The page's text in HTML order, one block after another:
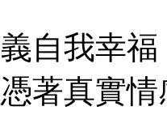
自我幸
著真實